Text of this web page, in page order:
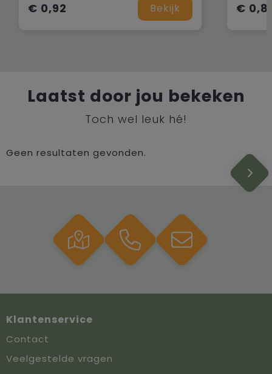
€ 0,92 Bekijk €
Laatst door jou bekeken
Toch wel leuk hé!
Geen resultaten gevonden.
Klantenservice
Contact
Veelgestelde vragen